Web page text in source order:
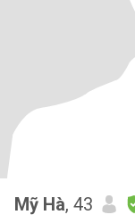
Mỹ Hà, 43